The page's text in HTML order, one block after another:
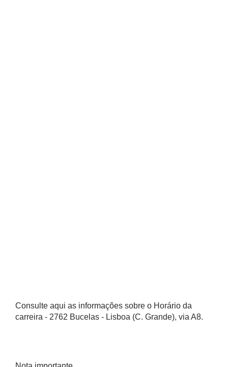
Consulte aqui as informações sobre o Horário da
carreira - 2762 Bucelas - Lisboa (C. Grande), via A8.